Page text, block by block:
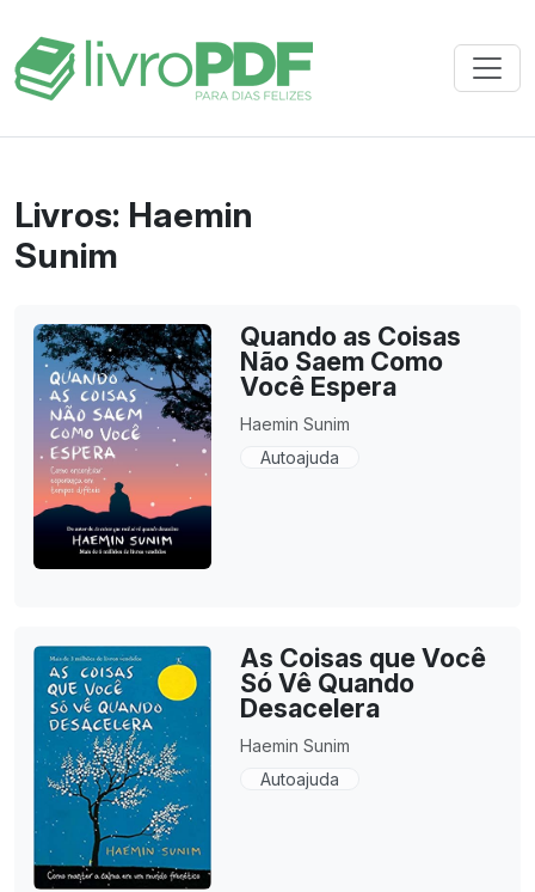
Livros: Haemin
Sunim
Quando as Coisas
Não Saem Como
Você Espera
Haemin Sunim
Autoajuda
As Coisas que Você
Só Vê Quando
Desacelera
Haemin Sunim
Autoajuda